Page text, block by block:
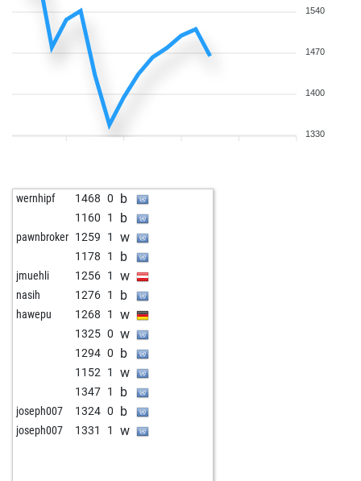
1540
1470
1400
1330
wernhipf 1468 0 b
1160 1 b
pawnbroker 1259 1 w
1178 1 b
jmuehli 1256 1 w
nasih 1276 1 b
hawepu 1268 1 w
1325 0 w
1294 0 b
1152 1 w
1347 1 b
joseph007 1324 0 b
joseph007 1331 1 w